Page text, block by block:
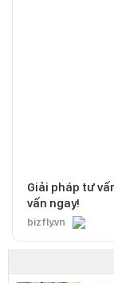
Giải pháp tư
vấn ngay!
bizfly.vn